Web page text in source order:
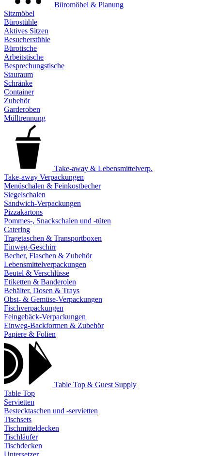
Büromöbel & Planung
Sitzmöbel
Bürostühle
Aktives Sitzen
Besucherstühle
Bürotische
Arbeitstische
Besprechungstische
Stauraum
Schränke
Container
Zubehör
Garderoben
Mülltrennung
Take-away & Lebensmittelverp.
Take-away Verpackungen
Menüschalen & Feinkostbecher
Siegelschalen
Sandwich-Verpackungen
Pizzakartons
Pommes-, Snackschalen und -tüten
Catering
Tragetaschen & Transportboxen
Einweg-Geschirr
Becher, Flaschen & Zubehör
Lebensmittelverpackungen
Beutel & Verschlüsse
Etiketten & Banderolen
Behälter, Dosen & Trays
Obst- & Gemüse-Verpackungen
Fischverpackungen
Feingebäck-Verpackungen
Einweg-Backformen & Zubehör
Papiere & Folien
Table Top & Guest Supply
Table Top
Servietten
Bestecktaschen und -servietten
Tischsets
Tischmitteldecken
Tischläufer
Tischdecken